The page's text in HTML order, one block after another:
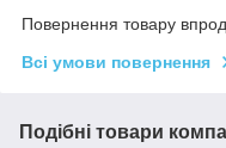
Повернення товару
Всі умови повернення
Подібні товари